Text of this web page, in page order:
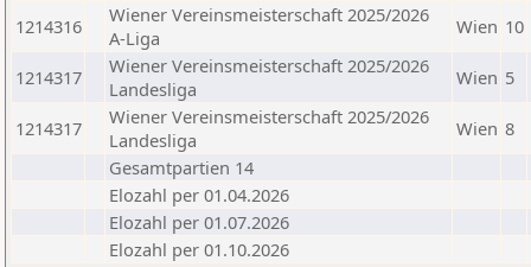
1214316
Wiener Vereinsmeisterschaft 2025/2026
A-Liga
Wien 10
1214317
Wiener Vereinsmeisterschaft 2025/2026
Landesliga
Wien 5
1214317
Wiener Vereinsmeisterschaft 2025/2026
Landesliga
Wien 8
Gesamtpartien 14
Elozahl per 01.04.2026
Elozahl per 01.07.2026
Elozahl per 01.10.2026